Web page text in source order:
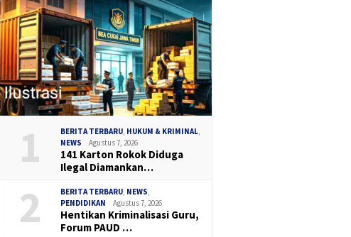
1 BERITA TERBARU HUKUM & KRIMINAL
NEWS
Agustus 7, 2026
141 Karton Rokok Diduga
Ilegal Diamankan…
2 BERITA TERBARU NEWS
PENDIDIKAN
Agustus 7, 2026
Hentikan Kriminalisasi Guru,
Forum PAUD …